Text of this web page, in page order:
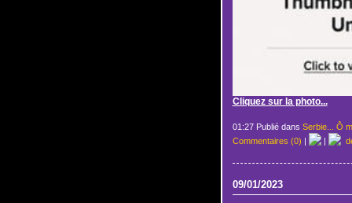
Cliquez sur la photo...
01:27 Publié dans Serbie... Ô
Commentaires (0) | |
09/01/2023